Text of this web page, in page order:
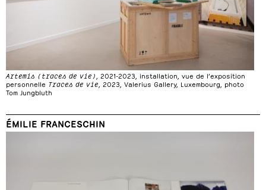
Artemis (traces de vie) , 2021-2023, installation, vue de l’exposition
personnelle Traces de vie, 2023, Valerius Gallery, Luxembourg, photo
Tom Jungbluth
ÉMILIE FRANCESCHIN